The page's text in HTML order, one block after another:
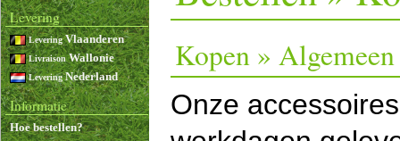
Levering
LeveringVlaanderen
LivraisonWallonie
LeveringNederland
Informatie
Hoe bestellen?
Kopen » Algemeen
Onze